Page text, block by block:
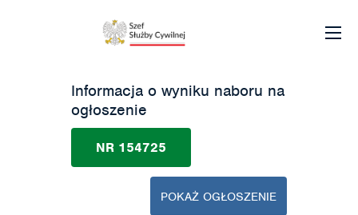
Informacja o wyniku naboru na
ogłoszenie
NR 154725
POKAŻ OGŁOSZENIE